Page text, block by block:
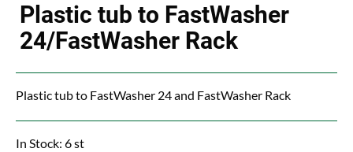
Plastic tub to FastWasher
24/FastWasher Rack
Plastic tub to FastWasher 24 and FastWasher Rack
In Stock: 6 st